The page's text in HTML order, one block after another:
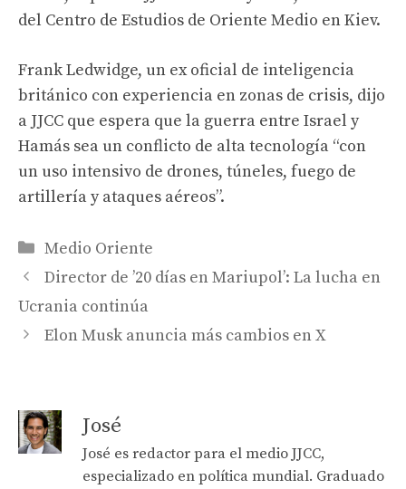
del Centro de Estudios de Oriente Medio en Kiev.
Frank Ledwidge, un ex oficial de inteligencia
británico con experiencia en zonas de crisis, dijo
a JJCC que espera que la guerra entre Israel y
Hamás sea un conflicto de alta tecnología “con
un uso intensivo de drones, túneles, fuego de
artillería y ataques aéreos”.
Categories
Medio Oriente
Director de ’20 días en Mariupol’: La lucha en
Ucrania continúa
Elon Musk anuncia más cambios en X
José
José es redactor para el medio JJCC,
especializado en política mundial. Graduado